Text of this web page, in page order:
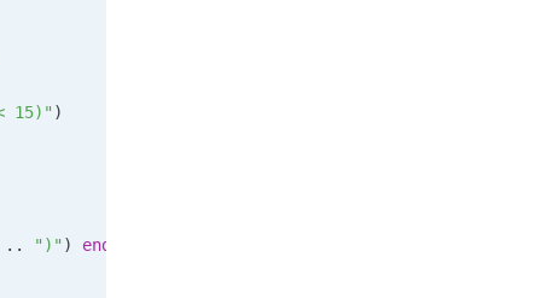
15)" )
.. ")" ) end